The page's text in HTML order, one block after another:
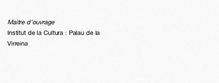
Maitre d'ouvrage
Institut de la Cultura : Palau de la
Virreina